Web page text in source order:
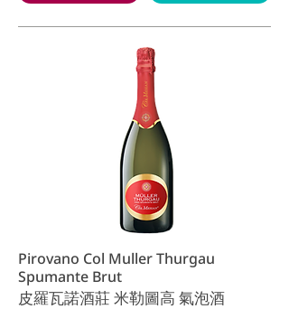
Pirovano Col Muller Thurgau
Spumante Brut
皮羅瓦諾酒莊 米勒圖高 氣泡酒